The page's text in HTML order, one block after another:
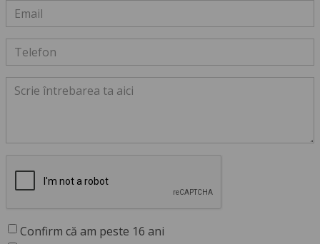
Confirm că am peste 16 ani